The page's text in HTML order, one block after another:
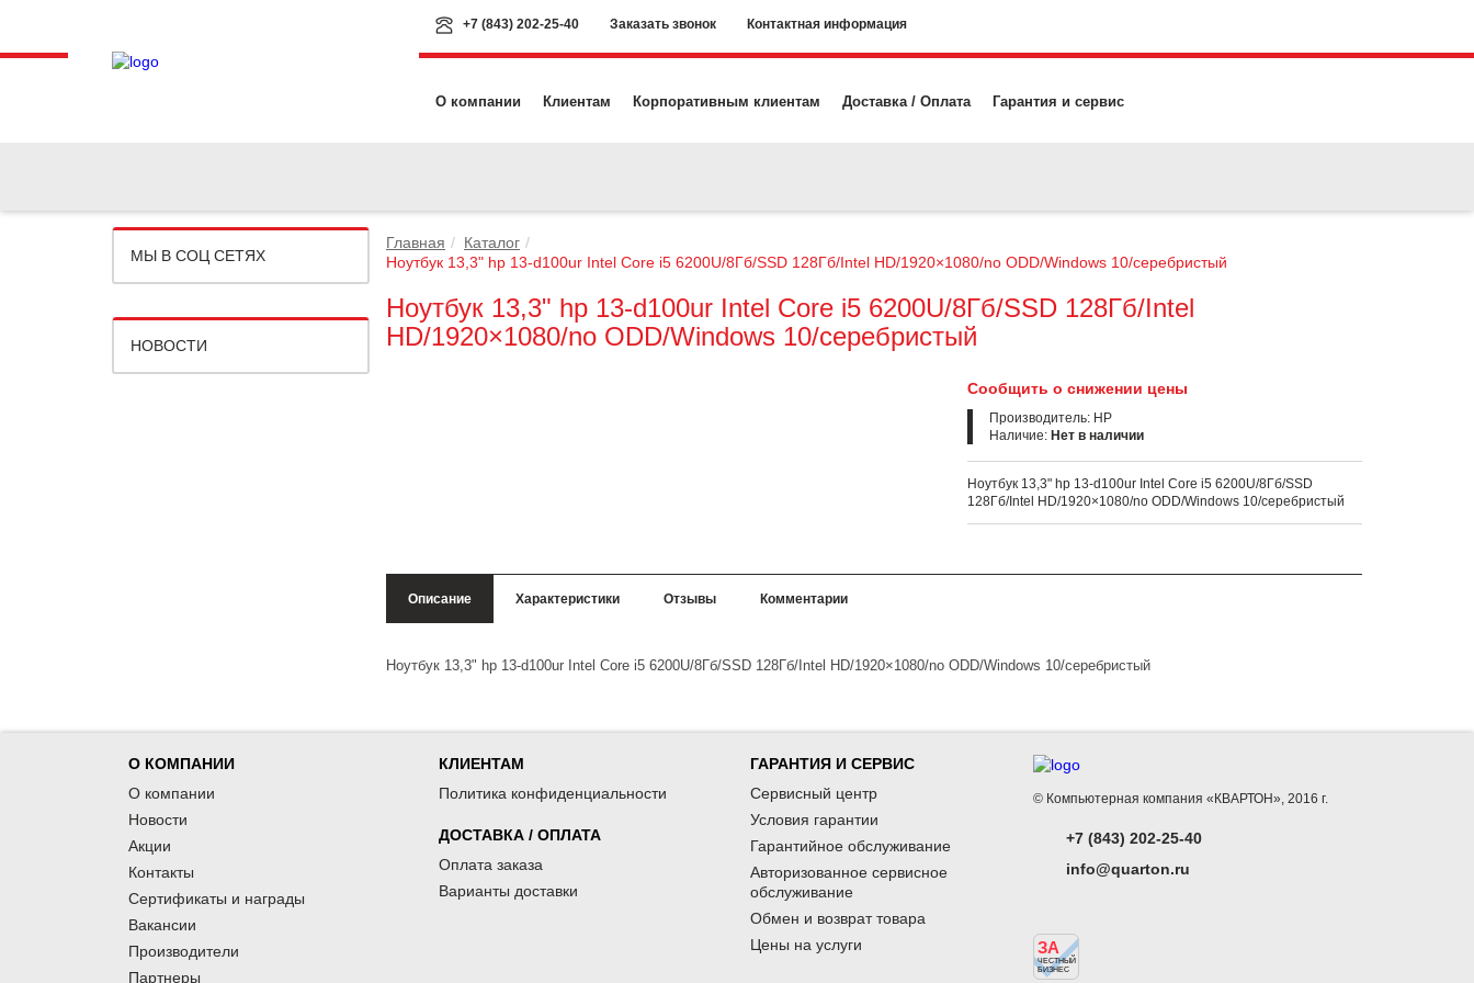
+7 (843) 202-25-40 Заказать звонок Контактная информация
О компании Клиентам Корпоративным клиентам Доставка / Оплата Гарантия и сервис
МЫ В СОЦ СЕТЯХ
НОВОСТИ
Главная
Каталог
Ноутбук 13,3" hp 13-d100ur Intel Core i5 6200U/8Гб/SSD 128Гб/Intel HD/1920×1080/no ODD/Windows 10/серебристый
Ноутбук 13,3" hp 13-d100ur Intel Core i5 6200U/8Гб/SSD 128Гб/Intel
HD/1920×1080/no ODD/Windows 10/серебристый
Сообщить о снижении цены
Производитель: HP
Наличие: Нет в наличии
Ноутбук 13,3" hp 13-d100ur Intel Core i5 6200U/8Гб/SSD
128Гб/Intel HD/1920×1080/no ODD/Windows 10/серебристый
Описание Характеристики Отзывы Комментарии
Ноутбук 13,3" hp 13-d100ur Intel Core i5 6200U/8Гб/SSD 128Гб/Intel HD/1920×1080/no ODD/Windows 10/серебристый
О КОМПАНИИ
О компании
Новости
Акции
Контакты
Сертификаты и награды
Вакансии
Производители
Партнеры
КЛИЕНТАМ
Политика конфиденциальности
ДОСТАВКА / ОПЛАТА
Оплата заказа
Варианты доставки
ГАРАНТИЯ И СЕРВИС
Сервисный центр
Условия гарантии
Гарантийное обслуживание
Авторизованное сервисное
обслуживание
Обмен и возврат товара
Цены на услуги
© Компьютерная компания «КВАРТОН», 2016 г.
+7 (843) 202-25-40
info@quarton.ru
ЗА
ЧЕСТНЫЙ
БИЗНЕС